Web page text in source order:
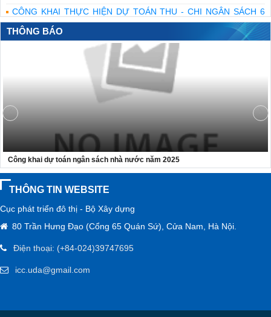
CÔNG KHAI THỰC HIỆN DỰ TOÁN THU - CHI NGÂN SÁCH 6
THÁNG NĂM 2026 CỦA TRUNG TÂM THÔNG TIN VÀ NGHIÊN
CỨU PHÁT TRIỂN ĐÔ THỊ
Bộ Xây dựng tri ân những người đã ngã xuống để giữ mạch máu
Bộ trưởng Trần Hồng Minh dâng hương tưởng niệm các anh
hùng liệt sĩ tại Quảng Trị
CÔNG KHAI THỰC HIỆN DỰ TOÁN THU, CHI NGÂN SÁCH 6
THÁNG ĐẦU NĂM 2026 - CỤC PHÁT TRIỂN ĐÔ THỊ
THÔNG BÁO
Công khai dự toán ngân sách nhà nước năm 2025
THÔNG TIN WEBSITE
Cục phát triển đô thị - Bộ Xây dựng
80 Trần Hưng Đạo (Cổng 65 Quán Sứ), Cửa Nam, Hà Nội.
Điện thoại: (+84-024)39747695
icc.uda@gmail.com